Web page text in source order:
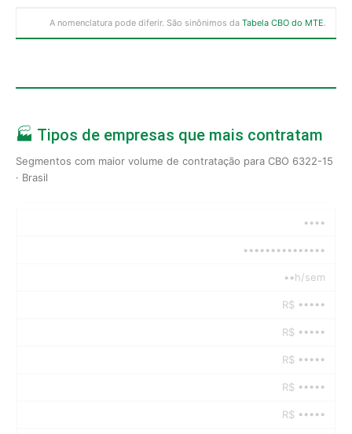
A nomenclatura pode diferir. São sinônimos da Tabela CBO do MTE.
🏭 Tipos de empresas que mais contratam
Segmentos com maior volume de contratação para CBO 6322-15
· Brasil
••••
•••••••••••••••
••h/sem
R$ •••••
R$ •••••
R$ •••••
R$ •••••
R$ •••••